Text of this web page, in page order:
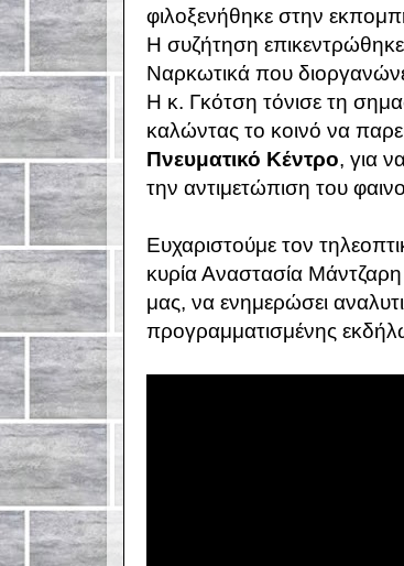
φιλοξενήθηκε στην
Η συζήτηση
Ναρκωτικά που
Η κ. Γκότση τόνισε τη
καλώντας το κοινό να
Πνευματικό Κέντρο, για
την αντιμετώπιση του
Ευχαριστούμε τον
κυρία Αναστασία
μας, να ενημερώσει
προγραμματισμένης